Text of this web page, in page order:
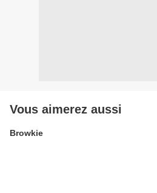
Vous aimerez aussi
Browkie